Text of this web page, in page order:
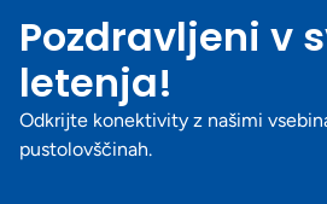
Pozdravljeni v
letenja!
Odkrijte konektivity z našimi
pustolovščinah.